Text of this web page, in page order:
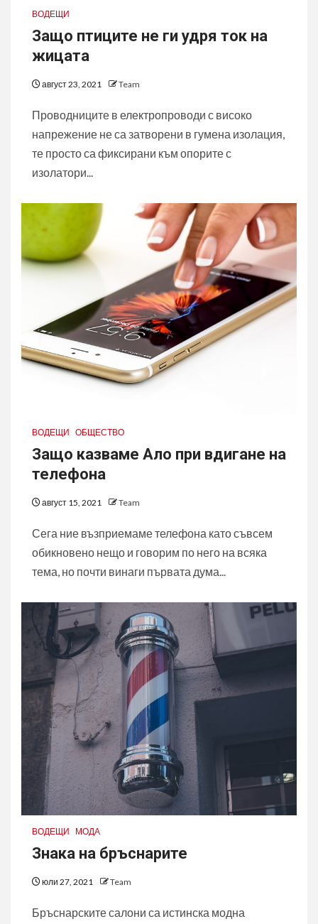
ВОДЕЩИ
Защо птиците не ги удря ток на
жицата
август 23, 2021 Team
Проводниците в електропроводи с високо
напрежение не са затворени в гумена изолация,
те просто са фиксирани към опорите с
изолатори...
ВОДЕЩИ ОБЩЕСТВО
Защо казваме Ало при вдигане на
телефона
август 15, 2021 Team
Сега ние възприемаме телефона като съвсем
обикновено нещо и говорим по него на всяка
тема, но почти винаги първата дума...
ВОДЕЩИ МОДА
Знака на бръснарите
юли 27, 2021 Team
Бръснарските салони са истинска модна